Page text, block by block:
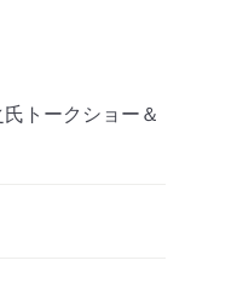
トークショー＆